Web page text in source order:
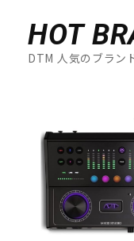
HOT
DTM 人気のブラン